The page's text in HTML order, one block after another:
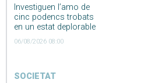
Investiguen l’amo de
cinc podencs trobats
en un estat deplorable
06/08/2026 08:00
SOCIETAT